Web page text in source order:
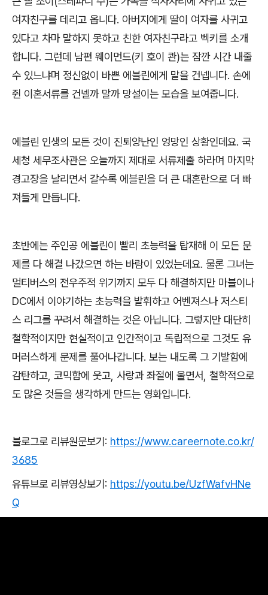
여자친구를 데리고 옵니다. 아버지에게 딸이 여자를 사귀고
있다고 차마 말하지 못하고 친한 여자친구라고 벡키를 소개
합니다. 그런데 남편 웨이먼드(키 호이 콴)는 잠깐 시간 내줄
수 있느냐며 정신없이 바쁜 에블린에게 말을 건넵니다. 손에
쥔 이혼서류를 건넬까 말까 망설이는 모습을 보여줍니다.
에블린 인생의 모든 것이 진퇴양난인 엉망인 상황인데요. 국
세청 세무조사관은 오늘까지 제대로 서류제출 하라며 마지막
경고장을 날리면서 갈수록 에블린을 더 큰 대혼란으로 더 빠
져들게 만듭니다.
초반에는 주인공 에블린이 빨리 초능력을 탑재해 이 모든 문
제를 다 해결 나갔으면 하는 바람이 있었는데요. 물론 그녀는
멀티버스의 전우주적 위기까지 모두 다 해결하지만 마블이나
DC에서 이야기하는 초능력을 발휘하고 어벤져스나 저스티
스 리그를 꾸려서 해결하는 것은 아닙니다. 그렇지만 대단히
철학적이지만 현실적이고 인간적이고 독립적으로 그것도 유
머러스하게 문제를 풀어나갑니다. 보는 내도록 그 기발함에
감탄하고 코믹함에 웃고 사랑과 좌절에 울면서 철학적으로
도 많은 것들을 생각하게 만드는 영화입니다.
블로그로 리뷰원문보기 : https://www.careernote.co.kr/
3685
유튜브로 리뷰영상보기 : https://youtu.be/UzfWafvHNe
Q